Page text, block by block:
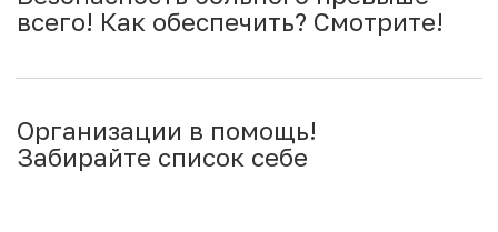
Еженедельный планер
физической активности
Планы на неделю